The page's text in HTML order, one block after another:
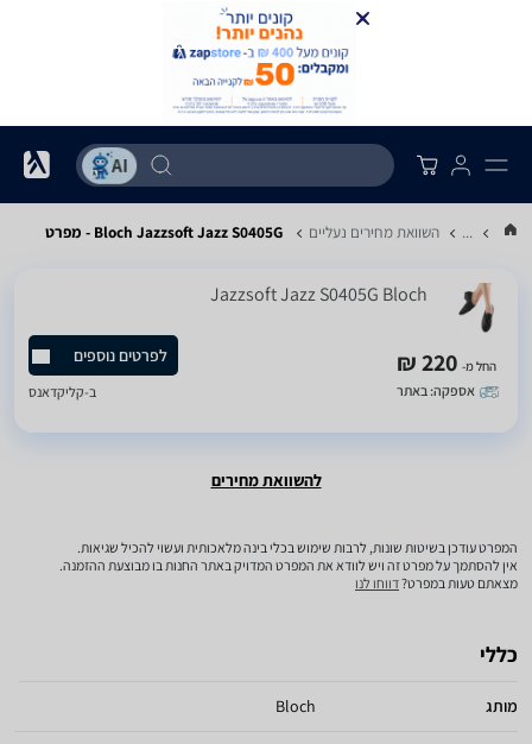
... השוואת מחירים נעליים Bloch Jazzsoft Jazz S0405G - מפרט
Jazzsoft Jazz S0405G Bloch
החל מ- 220 ₪
אספקה: באתר
לפרטים נוספים
ב-קליקדאנס
להשוואת מחירים
המפרט עודכן בשיטות שונות, לרבות שימוש בכלי בינה מלאכותית ועשוי להכיל שגיאות.
אין להסתמך על מפרט זה ויש לוודא את המפרט המדויק באתר החנות בו מבוצעת ההזמנה.
מצאתם טעות במפרט?דווחו לנו
כללי
מותג Bloch